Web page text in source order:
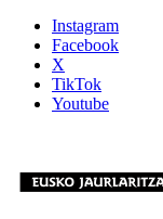
Instagram
Facebook
X
TikTok
Youtube